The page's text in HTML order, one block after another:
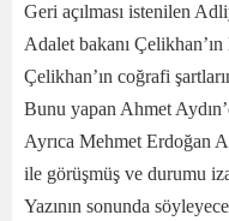
Geri açılması istenilen
Adalet bakanı
Çelikhan’ın coğrafi
Bunu yapan Ahmet
Ayrıca Mehmet Erdoğan
ile görüşmüş ve durumu
Yazının sonunda